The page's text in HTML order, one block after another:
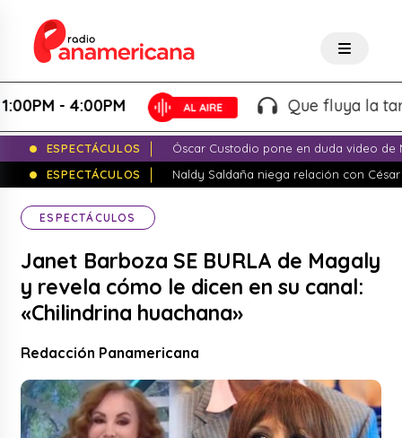
- 4:00PM Que fluya la tarde!
ESPECTÁCULOS
Óscar Custodio pone en duda video de
ESPECTÁCULOS
Naldy Saldaña niega relación con
ESPECTÁCULOS
Janet Barboza SE BURLA de Magaly
y revela cómo le dicen en su canal:
«Chilindrina huachana»
Redacción Panamericana